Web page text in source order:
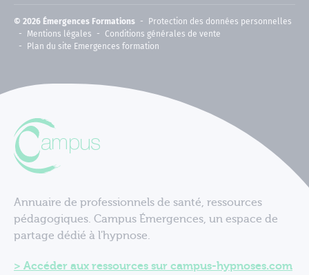
© 2026 Émergences Formations
Protection des données personnelles
Mentions légales
Conditions générales de vente
Plan du site Emergences formation
Annuaire de professionnels de santé, ressources
pédagogiques. Campus Émergences, un espace de
partage dédié à l'hypnose.
Accéder aux ressources sur campus-hypnoses.com